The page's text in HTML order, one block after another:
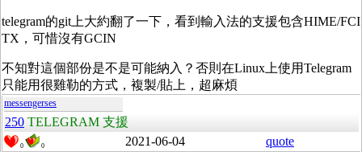
telegram的git上大約翻了一下，看到輸入法的支援包含HIME/FCI
TX，可惜沒有GCIN
不知對這個部份是不是可能納入？否則在Linux上使用Telegram
只能用很雞勒的方式，複製/貼上，超麻煩
messengerses
250 TELEGRAM 支援
0 0 2021-06-04 quote